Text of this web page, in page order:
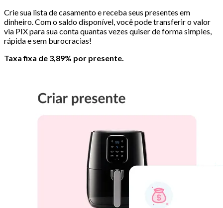
Crie sua lista de casamento e receba seus presentes em
dinheiro. Com o saldo disponível, você pode transferir o valor
via PIX para sua conta quantas vezes quiser de forma simples,
rápida e sem burocracias!
Taxa fixa de 3,89% por presente.